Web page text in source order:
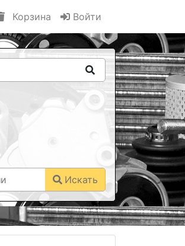
Корзина Войти
Искать